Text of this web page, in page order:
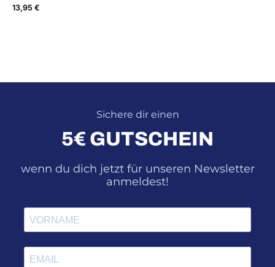
13,95 €
Sichere dir einen
5€ GUTSCHEIN
wenn du dich jetzt für unseren Newsletter
anmeldest!